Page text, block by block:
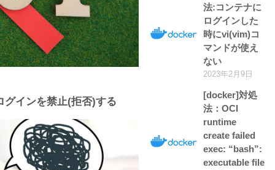
インを禁止(拒否)する
法:コンテナに
ログインした
時にvi(vim)コ
マンドが使え
ない
2023年2月9日
[docker]対処
法：OCI
runtime
create failed
exec: “bash”:
executable file